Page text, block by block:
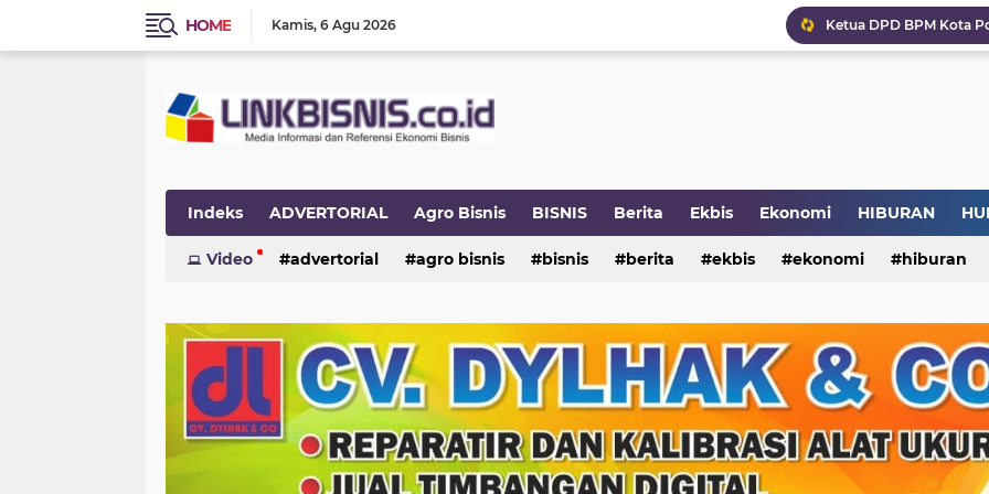
HOME Kamis 6 Agu 2026
Indeks ADVERTORIAL Agro Bisnis BISNIS Berita Ekbis Ekonomi HIBURAN
INTERNASIONAL NASIONAL OPINI PENDIDIKAN PERBANKAN PERDAGANGAN
Video advertorial agro bisnis bisnis berita ekbis ekonomi hiburan
umkm ukm